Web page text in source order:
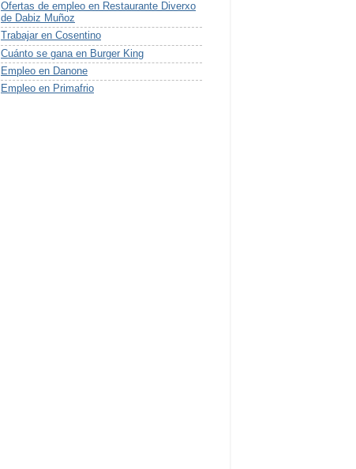
Ofertas de empleo en Restaurante Diverxo
de Dabiz Muñoz
Trabajar en Cosentino
Cuánto se gana en Burger King
Empleo en Danone
Empleo en Primafrio